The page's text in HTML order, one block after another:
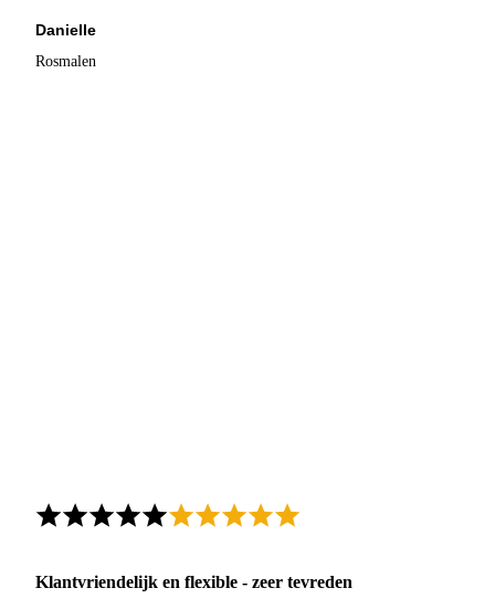
Danielle
Rosmalen
Klantvriendelijk en flexible - zeer tevreden